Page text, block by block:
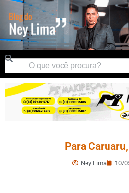
Para
Ney Lima 10/